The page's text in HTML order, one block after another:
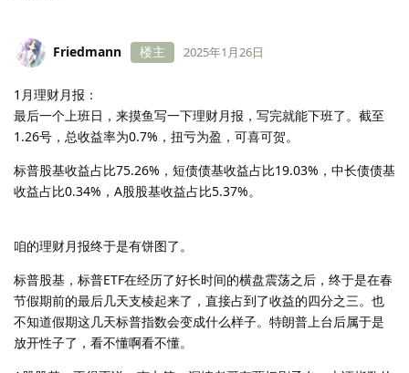
Friedmann 楼主 2025年1月26日
1月理财月报：
最后一个上班日，来摸鱼写一下理财月报，写完就能下班了。截至
1.26号，总收益率为0.7%，扭亏为盈，可喜可贺。
标普股基收益占比75.26%，短债债基收益占比19.03%，中长债债基
收益占比0.34%，A股股基收益占比5.37%。